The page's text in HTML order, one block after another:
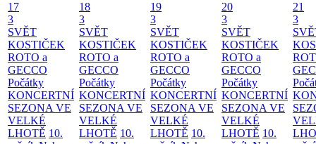
17
3
SVĚT
KOSTIČEK
ROTO a
GECCO
Počátky
KONCERTNÍ
SEZONA VE
VELKÉ
LHOTĚ 10.
18
3
SVĚT
KOSTIČEK
ROTO a
GECCO
Počátky
KONCERTNÍ
SEZONA VE
VELKÉ
LHOTĚ 10.
19
3
SVĚT
KOSTIČEK
ROTO a
GECCO
Počátky
KONCERTNÍ
SEZONA VE
VELKÉ
LHOTĚ 10.
20
3
SVĚT
KOSTIČEK
ROTO a
GECCO
Počátky
KONCERTNÍ
SEZONA VE
VELKÉ
LHOTĚ 10.
21
3